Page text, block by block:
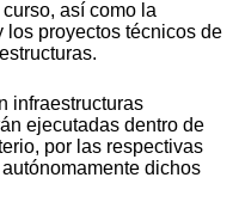
así como la
los proyectos técnicos de
infraestructuras
ejecutadas dentro de
por las respectivas
dichos